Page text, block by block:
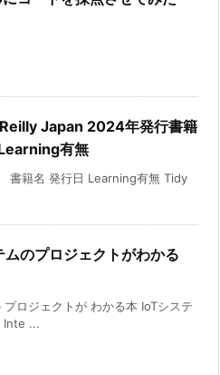
Japan 2024年発行書籍
有無
書籍名 発行日 Learning有無 Tidy
ムのプロジェクトがわかる
プロジェクトが わかる本 IoTシステ
...